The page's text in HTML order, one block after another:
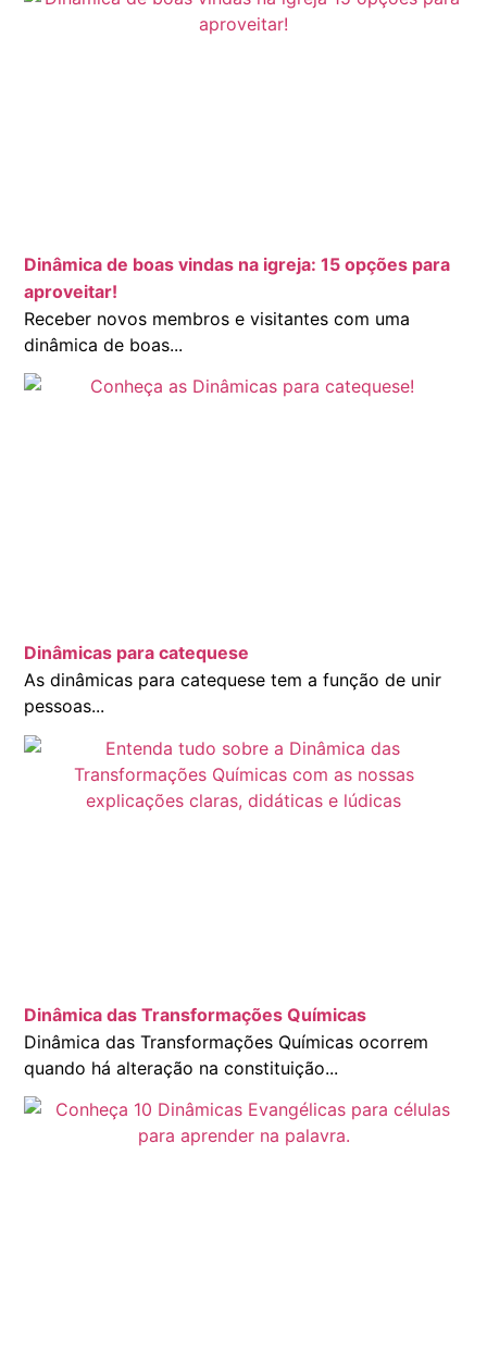
Dinâmica de boas vindas na igreja: 15 opções para
aproveitar!
Receber novos membros e visitantes com uma
dinâmica de boas...
Dinâmicas para catequese
As dinâmicas para catequese tem a função de unir
pessoas...
Dinâmica das Transformações Químicas
Dinâmica das Transformações Químicas ocorrem
quando há alteração na constituição...